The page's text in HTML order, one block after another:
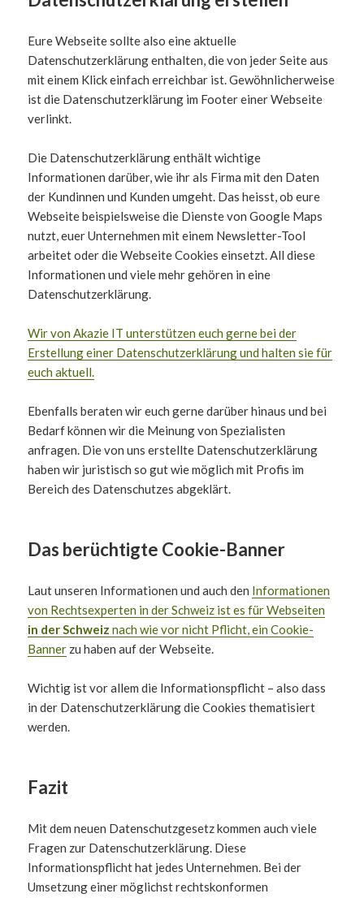
Eure Webseite sollte also eine aktuelle
Datenschutzerklärung enthalten, die von jeder Seite aus
mit einem Klick einfach erreichbar ist. Gewöhnlicherweise
ist die Datenschutzerklärung im Footer einer Webseite
verlinkt.
Die Datenschutzerklärung enthält wichtige
Informationen darüber, wie ihr als Firma mit den Daten
der Kundinnen und Kunden umgeht. Das heisst, ob eure
Webseite beispielsweise die Dienste von Google Maps
nutzt, euer Unternehmen mit einem Newsletter-Tool
arbeitet oder die Webseite Cookies einsetzt. All diese
Informationen und viele mehr gehören in eine
Datenschutzerklärung.
Wir von Akazie IT unterstützen euch gerne bei der
Erstellung einer Datenschutzerklärung und halten sie für
euch aktuell.
Ebenfalls beraten wir euch gerne darüber hinaus und bei
Bedarf können wir die Meinung von Spezialisten
anfragen. Die von uns erstellte Datenschutzerklärung
haben wir juristisch so gut wie möglich mit Profis im
Bereich des Datenschutzes abgeklärt.
Das berüchtigte Cookie-Banner
Laut unseren Informationen und auch den Informationen
von Rechtsexperten in der Schweiz ist es für Webseiten
in der Schweiz nach wie vor nicht Pflicht, ein Cookie-
Banner zu haben auf der Webseite.
Wichtig ist vor allem die Informationspflicht – also dass
in der Datenschutzerklärung die Cookies thematisiert
werden.
Fazit
Mit dem neuen Datenschutzgesetz kommen auch viele
Fragen zur Datenschutzerklärung. Diese
Informationspflicht hat jedes Unternehmen. Bei der
Umsetzung einer möglichst rechtskonformen